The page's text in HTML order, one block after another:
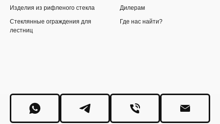
Изделия из рифленого стекла
Стеклянные ограждения для
лестниц
Дилерам
Где нас найти?